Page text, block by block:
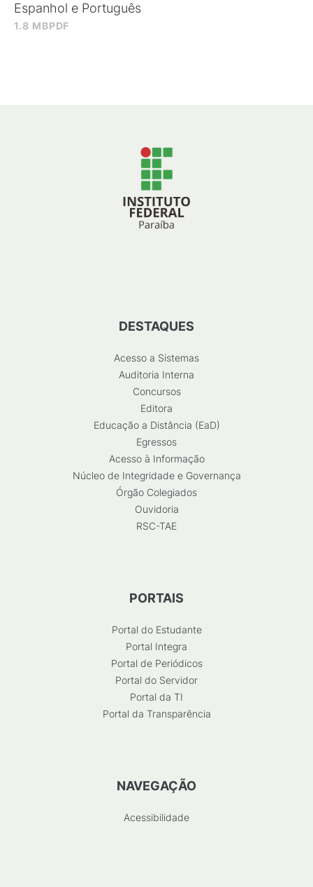
1.8 MBPDF
Espanhol e Português
DESTAQUES
Acesso a Sistemas
Auditoria Interna
Concursos
Editora
Educação a Distância (EaD)
Egressos
Acesso à Informação
Núcleo de Integridade e Governança
Órgão Colegiados
Ouvidoria
RSC-TAE
PORTAIS
Portal do Estudante
Portal Integra
Portal de Periódicos
Portal do Servidor
Portal da TI
Portal da Transparência
NAVEGAÇÃO
Acessibilidade